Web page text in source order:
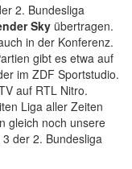
2. Bundesliga
Sky übertragen.
in der Konferenz.
gibt es etwa auf
im ZDF Sportstudio.
auf RTL Nitro.
Liga aller Zeiten
gleich noch unsere
der 2. Bundesliga